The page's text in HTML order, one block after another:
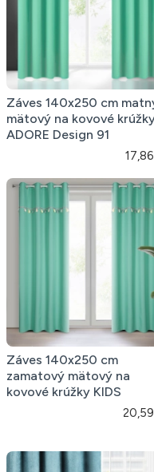
Záves 140x250 cm
mätový na kovové
ADORE Design 91
Záves 140x250 cm
zamatový mätový na
kovové krúžky KIDS